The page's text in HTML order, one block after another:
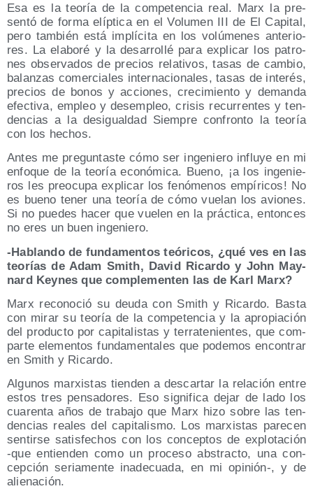
Esa es la teo­ría de la com­pe­ten­cia real. Marx la pre­
sen­tó de for­ma elíp­ti­ca en el Volu­men III de El Capi­tal,
pero tam­bién está implí­ci­ta en los volú­me­nes ante­rio­
res. La ela­bo­ré y la desa­rro­llé para expli­car los patro­
nes obser­va­dos de pre­cios rela­ti­vos, tasas de cam­bio,
balan­zas comer­cia­les inter­na­cio­na­les, tasas de inte­rés,
pre­cios de bonos y accio­nes, cre­ci­mien­to y deman­da
efec­ti­va, empleo y des­em­pleo, cri­sis recu­rren­tes y ten­
den­cias a la des­igual­dad Siem­pre con­fron­to la teo­ría
con los hechos.
Antes me pre­gun­tas­te cómo ser inge­nie­ro influ­ye en mi
enfo­que de la teo­ría eco­nó­mi­ca. Bueno, ¡a los inge­nie­
ros les preo­cu­pa expli­car los fenó­me­nos empí­ri­cos! No
es bueno tener una teo­ría de cómo vue­lan los avio­nes.
Si no pue­des hacer que vue­len en la prác­ti­ca, enton­ces
no eres un buen ingeniero.
-Hablan­do de fun­da­men­tos teó­ri­cos, ¿qué ves en las
teo­rías de Adam Smith, David Ricar­do y John May­
nard Key­nes que com­ple­men­ten las de Karl Marx?
Marx reco­no­ció su deu­da con Smith y Ricar­do. Bas­ta
con mirar su teo­ría de la com­pe­ten­cia y la apro­pia­ción
del pro­duc­to por capi­ta­lis­tas y terra­te­nien­tes, que com­
par­te ele­men­tos fun­da­men­ta­les que pode­mos encon­trar
en Smith y Ricardo.
Algu­nos mar­xis­tas tien­den a des­car­tar la rela­ción entre
estos tres pen­sa­do­res. Eso sig­ni­fi­ca dejar de lado los
cua­ren­ta años de tra­ba­jo que Marx hizo sobre las ten­
den­cias reales del capi­ta­lis­mo. Los mar­xis­tas pare­cen
sen­tir­se satis­fe­chos con los con­cep­tos de explo­ta­ción
‑que entien­den como un pro­ce­so abs­trac­to, una con­
cep­ción seria­men­te inade­cua­da, en mi opinión‑, y de
alienación.